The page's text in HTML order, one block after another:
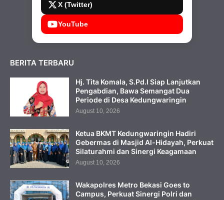
X (Twitter)
YouTube
BERITA TERBARU
Hj. Tita Komala, S.Pd.I Siap Lanjutkan
Pengabdian, Bawa Semangat Dua
Periode di Desa Kedungwaringin
August 10, 2026
Ketua BKMT Kedungwaringin Hadiri
Gebermas di Masjid Al-Hidayah, Perkuat
Silaturahmi dan Sinergi Keagamaan
August 10, 2026
Wakapolres Metro Bekasi Goes to
Campus, Perkuat Sinergi Polri dan